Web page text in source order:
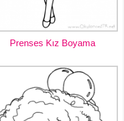
Prenses Kız Boyama